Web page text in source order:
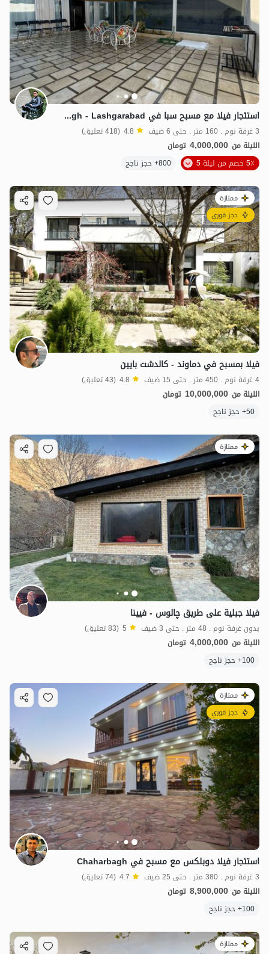
16مليون ت 4.9
استئجار فيلا مع مسبح سبا في Chaharbagh - Lashgarabad
3 غرفة نوم . 160 متر . حتى 6 ضيف 4.8 (418 تعليق)
الليلة من 4,000,000 تومان
5٪ خصم من ليلة 5
800+ حجز ناجح
ممتازة
حجز فوري
فيلا بمسبح في دماوند - كالدشت بايين
4 غرفة نوم . 450 متر . حتى 15 ضيف 4.8 (43 تعليق)
الليلة من 10,000,000 تومان
50+ حجز ناجح
ممتازة
فيلا جبلية على طريق چالوس - فيينا
بدون غرفة نوم . 48 متر . حتى 3 ضيف 5 (83 تعليق)
الليلة من 4,000,000 تومان
100+ حجز ناجح
ممتازة
حجز فوري
استئجار فيلا دوبلكس مع مسبح في Chaharbagh
3 غرفة نوم . 380 متر . حتى 25 ضيف 4.7 (74 تعليق)
الليلة من 8,900,000 تومان
100+ حجز ناجح
ممتازة